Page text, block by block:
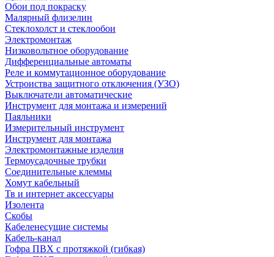
Обои под покраску
Малярный флизелин
Стеклохолст и стеклообои
Электромонтаж
Низковольтное оборудование
Дифференциальные автоматы
Реле и коммутационное оборудование
Устроиства защитного отключения (УЗО)
Выключатели автоматические
Инструмент для монтажа и измерений
Паяльники
Измерительный инструмент
Инструмент для монтажа
Электромонтажные изделия
Термоусадочные трубки
Соединительные клеммы
Хомут кабельный
Тв и интернет аксессуары
Изолента
Скобы
Кабеленесущие системы
Кабель-канал
Гофра ПВХ с протяжкой (гибкая)